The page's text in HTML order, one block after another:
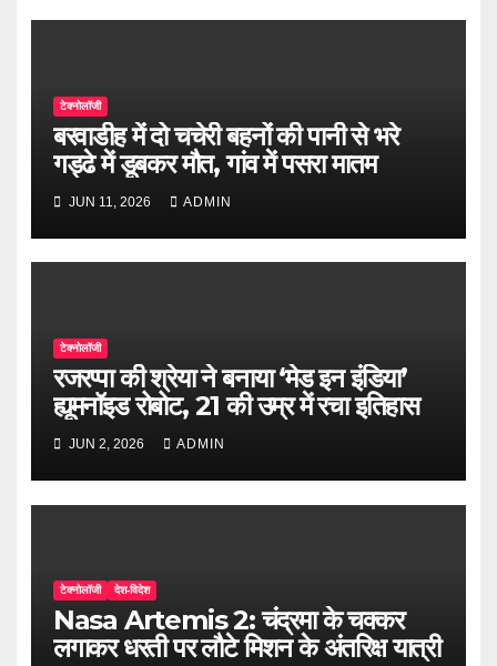
टेक्नोलॉजी
बरवाडीह में दो चचेरी बहनों की पानी से भरे
गड्ढे में डूबकर मौत, गांव में पसरा मातम
JUN 11, 2026 ADMIN
टेक्नोलॉजी
रजरप्पा की श्रेया ने बनाया ‘मेड इन इंडिया’
ह्यूमनॉइड रोबोट, 21 की उम्र में रचा इतिहास
JUN 2, 2026 ADMIN
टेक्नोलॉजी देश-विदेश
Nasa Artemis 2: चंद्रमा के चक्कर
लगाकर धरती पर लौटे मिशन के अंतरिक्ष यात्री